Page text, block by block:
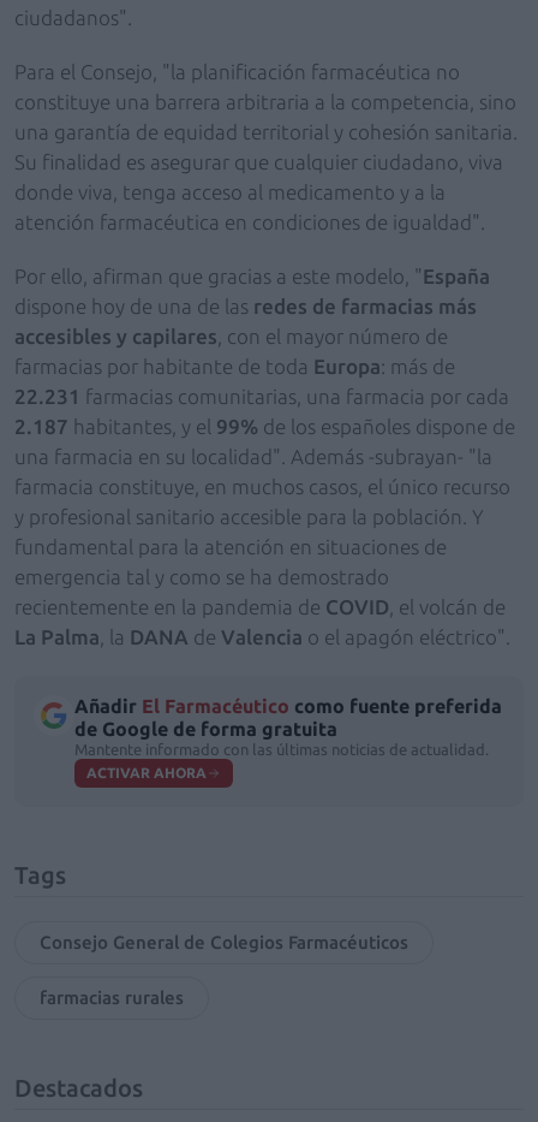
ciudadanos".
Para el Consejo, "la planificación farmacéutica no
constituye una barrera arbitraria a la competencia, sino
una garantía de equidad territorial y cohesión sanitaria.
Su finalidad es asegurar que cualquier ciudadano, viva
donde viva, tenga acceso al medicamento y a la
atención farmacéutica en condiciones de igualdad".
Por ello, afirman que gracias a este modelo, "España
dispone hoy de una de las redes de farmacias más
accesibles y capilares , con el mayor número de
farmacias por habitante de toda Europa: más de
22.231 farmacias comunitarias, una farmacia por cada
2.187 habitantes, y el 99% de los españoles dispone de
una farmacia en su localidad". Además -subrayan- "la
farmacia constituye, en muchos casos, el único recurso
y profesional sanitario accesible para la población. Y
fundamental para la atención en situaciones de
emergencia tal y como se ha demostrado
recientemente en la pandemia de COVID , el volcán de
La Palma , la DANA de Valencia o el apagón eléctrico".
Añadir El Farmacéutico como fuente preferida
de Google de forma gratuita
Mantente informado con las últimas noticias de actualidad.
ACTIVAR AHORA
Tags
Consejo General de Colegios Farmacéuticos
farmacias rurales
Destacados